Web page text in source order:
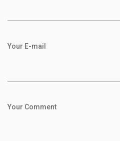
Your E-mail
Your Comment